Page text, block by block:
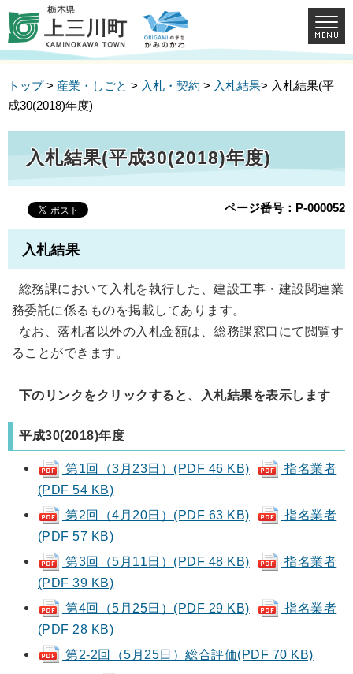
トップ> 産業・しごと > 入札・契約 > 入札結果> 入札結果(平
成30(2018)年度)
入札結果(平成30(2018)年度)
ページ番号：P-000052
入札結果
総務課において入札を執行した、建設工事・建設関連業
務委託に係るものを掲載してあります。
なお、落札者以外の入札金額は、総務課窓口にて閲覧す
ることができます。
下のリンクをクリックすると、入札結果を表示します
平成30(2018)年度
第1回（3月23日）(PDF 46 KB)
指名業者
(PDF 54 KB)
第2回（4月20日）(PDF 63 KB)
指名業者
(PDF 57 KB)
第3回（5月11日）(PDF 48 KB)
指名業者
(PDF 39 KB)
第4回（5月25日）(PDF 29 KB)
指名業者
(PDF 28 KB)
第2-2回（5月25日）総合評価(PDF 70 KB)